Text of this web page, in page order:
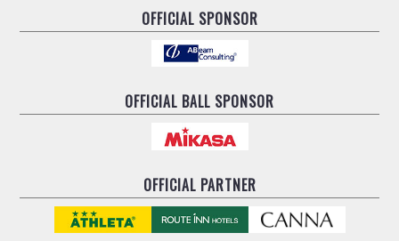
OFFICIAL SPONSOR
OFFICIAL BALL SPONSOR
OFFICIAL PARTNER